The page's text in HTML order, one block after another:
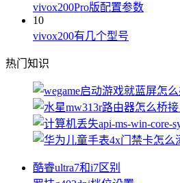
vivox200Pro版配置参数
10
vivox200有几个型号
热门知识
酷睿ultra7和i7区别